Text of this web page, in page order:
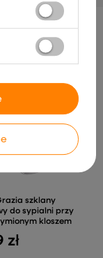
szklany
do sypialni przy
kloszem
zł